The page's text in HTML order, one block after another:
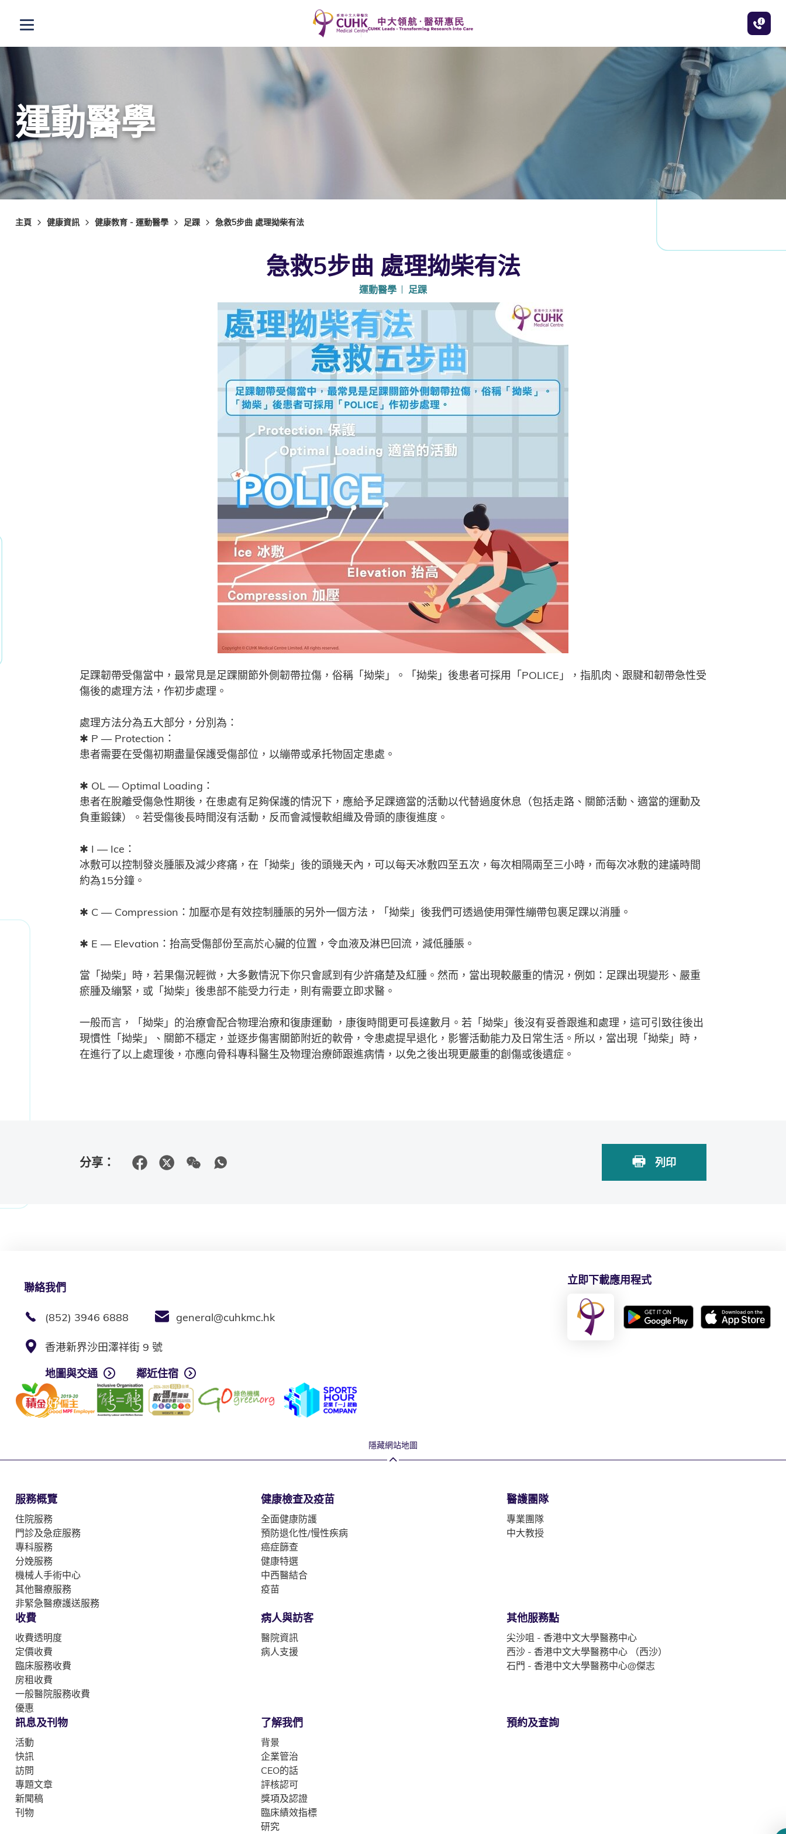
打開選單
運動醫學
主頁 健康資訊 健康教育 - 運動醫學 足踝 急救5步曲 處理拗柴有法
急救5步曲 處理拗柴有法
運動醫學 足踝
足踝韌帶受傷當中，最常見是足踝關節外側韌帶拉傷，俗稱「拗柴」。「拗柴」後患者可採用「POLICE」，指肌肉、跟腱和韌帶急性受
傷後的處理方法，作初步處理。
處理方法分為五大部分，分別為：
✱ P — Protection：
患者需要在受傷初期盡量保護受傷部位，以繃帶或承托物固定患處。
✱ OL — Optimal Loading：
患者在脫離受傷急性期後，在患處有足夠保護的情況下，應給予足踝適當的活動以代替過度休息（包括走路、關節活動、適當的運動及
負重鍛鍊）。若受傷後長時間沒有活動，反而會減慢軟組織及骨頭的康復進度。
✱ I — Ice：
冰敷可以控制發炎腫脹及減少疼痛，在「拗柴」後的頭幾天內，可以每天冰敷四至五次，每次相隔兩至三小時，而每次冰敷的建議時間
約為15分鐘。
✱ C — Compression：加壓亦是有效控制腫脹的另外一個方法，「拗柴」後我們可透過使用彈性繃帶包裹足踝以消腫。
✱ E — Elevation：抬高受傷部份至高於心臟的位置，令血液及淋巴回流，減低腫脹。
當「拗柴」時，若果傷況輕微，大多數情況下你只會感到有少許痛楚及紅腫。然而，當出現較嚴重的情況，例如：足踝出現變形、嚴重
瘀腫及繃緊，或「拗柴」後患部不能受力行走，則有需要立即求醫。
一般而言，「拗柴」的治療會配合物理治療和復康運動 ，康復時間更可長達數月。若「拗柴」後沒有妥善跟進和處理，這可引致往後出
現慣性「拗柴」、關節不穩定，並逐步傷害關節附近的軟骨，令患處提早退化，影響活動能力及日常生活。所以，當出現「拗柴」時，
在進行了以上處理後，亦應向骨科專科醫生及物理治療師跟進病情，以免之後出現更嚴重的創傷或後遺症。
分享： 列印
聯絡我們
(852) 3946 6888 general@cuhkmc.hk
香港新界沙田澤祥街 9 號
地圖與交通
鄰近住宿
立即下載應用程式
隱藏網站地圖
服務概覽
住院服務
門診及急症服務
專科服務
分娩服務
機械人手術中心
其他醫療服務
非緊急醫療護送服務
健康檢查及疫苗
全面健康防護
預防退化性/慢性疾病
癌症篩查
健康特選
中西醫結合
疫苗
醫護團隊
專業團隊
中大教授
收費
收費透明度
定價收費
臨床服務收費
房租收費
一般醫院服務收費
優惠
病人與訪客
醫院資訊
病人支援
其他服務點
尖沙咀 - 香港中文大學醫務中心
西沙 - 香港中文大學醫務中心 （西沙）
石門 - 香港中文大學醫務中心@傑志
訊息及刊物
活動
快訊
訪問
專題文章
新聞稿
刊物
了解我們
背景
企業管治
CEO的話
評核認可
獎項及認證
臨床績效指標
研究
預約及查詢